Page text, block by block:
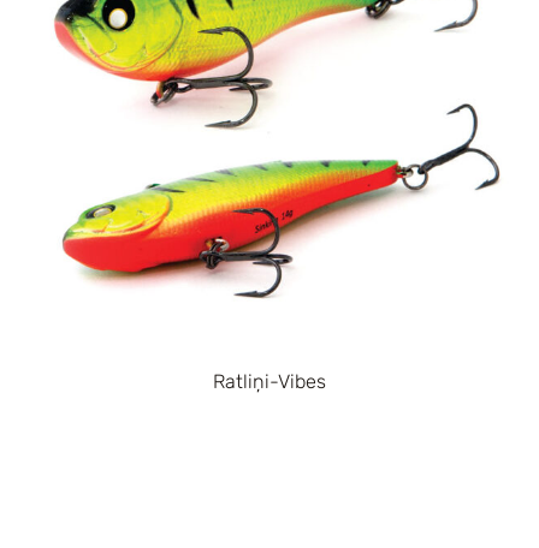
Ratliņi-Vibes